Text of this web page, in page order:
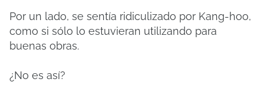
Por un lado, se sentía ridiculizado por Kang-hoo,
como si sólo lo estuvieran utilizando para
buenas obras.
¿No es así?